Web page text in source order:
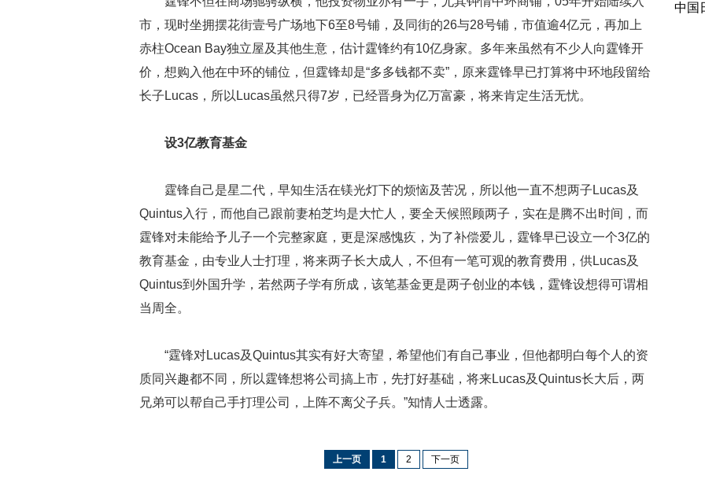
市，现时坐拥摆花街壹号广场地下6至8号铺，及同街的26与28号铺，市值逾4亿元，再加上
赤柱Ocean Bay独立屋及其他生意，估计霆锋约有10亿身家。多年来虽然有不少人向霆锋开
价，想购入他在中环的铺位，但霆锋却是“多多钱都不卖”，原来霆锋早已打算将中环地段留给
长子Lucas，所以Lucas虽然只得7岁，已经晋身为亿万富豪，将来肯定生活无忧。
设3亿教育基金
霆锋自己是星二代，早知生活在镁光灯下的烦恼及苦况，所以他一直不想两子Lucas及
Quintus入行，而他自己跟前妻柏芝均是大忙人，要全天候照顾两子，实在是腾不出时间，而
霆锋对未能给予儿子一个完整家庭，更是深感愧疚，为了补偿爱儿，霆锋早已设立一个3亿的
教育基金，由专业人士打理，将来两子长大成人，不但有一笔可观的教育费用，供Lucas及
Quintus到外国升学，若然两子学有所成，该笔基金更是两子创业的本钱，霆锋设想得可谓相
当周全。
“霆锋对Lucas及Quintus其实有好大寄望，希望他们有自己事业，但他都明白每个人的资
质同兴趣都不同，所以霆锋想将公司搞上市，先打好基础，将来Lucas及Quintus长大后，两
兄弟可以帮自己手打理公司，上阵不离父子兵。”知情人士透露。
上一页 1 2 下一页
中国